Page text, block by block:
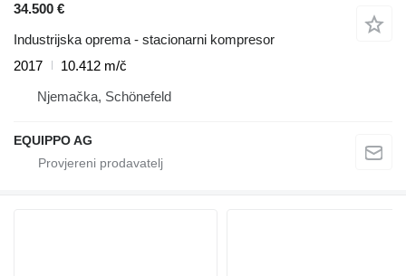
34.500 €
Industrijska oprema - stacionarni kompresor
2017
10.412 m/č
Njemačka, Schönefeld
EQUIPPO AG